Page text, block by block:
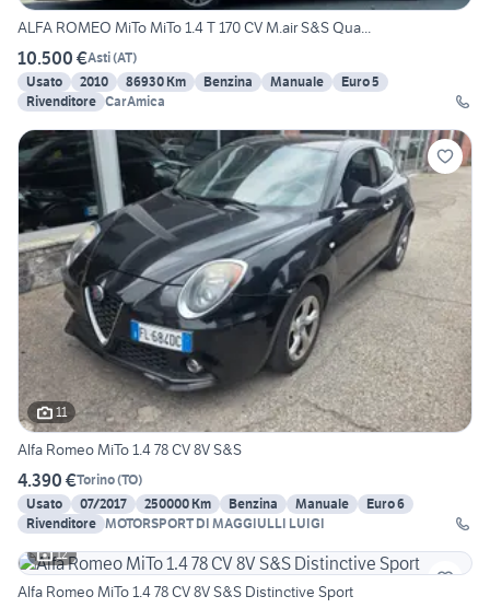
ALFA ROMEO MiTo MiTo 1.4 T 170 CV M.air S&S Qua...
10.500 €Asti(AT)
Usato
2010 86930 Km Benzina Manuale
Euro 5
Rivenditore CarAmica
11
Alfa Romeo MiTo 1.4 78 CV 8V S&S
4.390 €Torino(TO)
Usato
07/2017 250000 Km Benzina Manuale
Euro 6
Rivenditore MOTORSPORT DI MAGGIULLI LUIGI
12
Alfa Romeo MiTo 1.4 78 CV 8V S&S Distinctive Sport